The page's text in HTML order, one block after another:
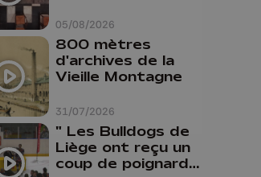
05/08/2026
Liège
31/07/2026
800 mètres
d'archives de la
Vieille Montagne
" Les Bulldogs de
Liège ont reçu un
coup de poignard